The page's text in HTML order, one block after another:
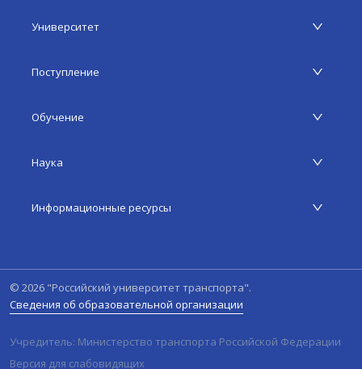
Университет
Поступление
Обучение
Наука
Информационные ресурсы
© 2026 "Российский университет транспорта".
Сведения об образовательной организации
Учредитель: Министерство транспорта Российской Федерации
Версия для слабовидящих